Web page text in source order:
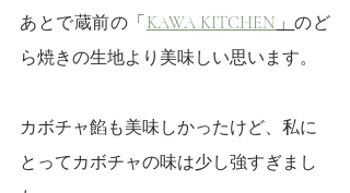
あとで蔵前の「KAWA KITCHEN 」のど
ら焼きの生地より美味しい思います。
カボチャ餡も美味しかったけど、私に
とってカボチャの味は少し強すぎまし